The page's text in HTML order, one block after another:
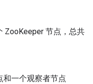
ZooKeeper 节点，总共
和一个观察者节点